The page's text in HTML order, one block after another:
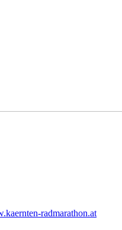
radmarathon.at